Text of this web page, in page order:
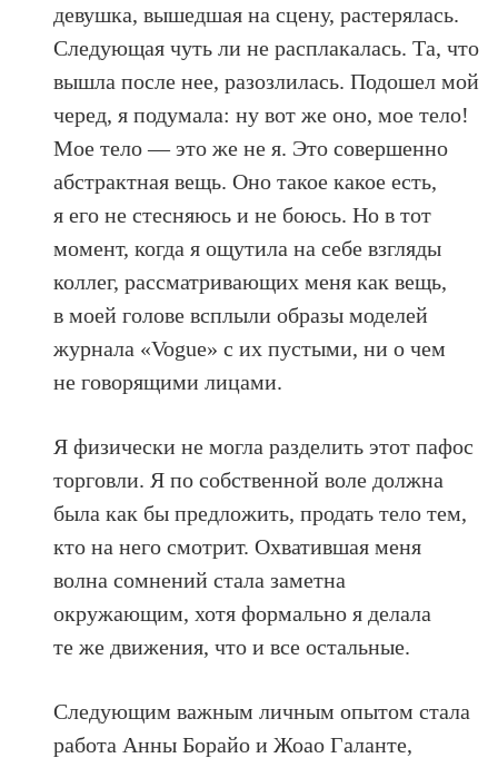
девушка, вышедшая на сцену, растерялась.
Следующая чуть ли не расплакалась. Та, что
вышла после нее, разозлилась. Подошел мой
черед, я подумала: ну вот же оно, мое тело!
Мое тело — это же не я. Это совершенно
абстрактная вещь. Оно такое какое есть,
я его не стесняюсь и не боюсь. Но в тот
момент, когда я ощутила на себе взгляды
коллег, рассматривающих меня как вещь,
в моей голове всплыли образы моделей
журнала «Vogue» с их пустыми, ни о чем
не говорящими лицами.
Я физически не могла разделить этот пафос
торговли. Я по собственной воле должна
была как бы предложить, продать тело тем,
кто на него смотрит. Охватившая меня
волна сомнений стала заметна
окружающим, хотя формально я делала
те же движения, что и все остальные.
Следующим важным личным опытом стала
работа Анны Борайо и Жоао Галанте,